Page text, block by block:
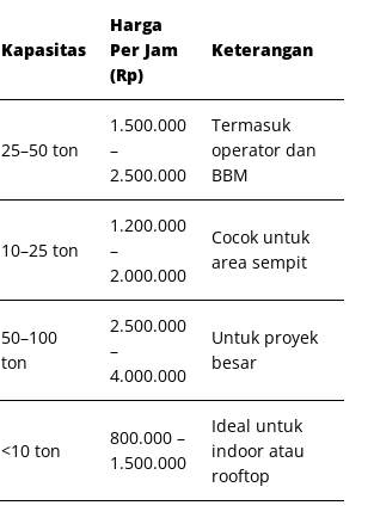
Kapasitas
Harga
Per Jam
(Rp)
Keterangan
25–50 ton
1.500.000
–
2.500.000
Termasuk
operator dan
BBM
10–25 ton
1.200.000
–
2.000.000
Cocok untuk
area sempit
50–100
ton
2.500.000
–
4.000.000
Untuk proyek
besar
<10 ton
800.000 –
1.500.000
Ideal untuk
indoor atau
rooftop